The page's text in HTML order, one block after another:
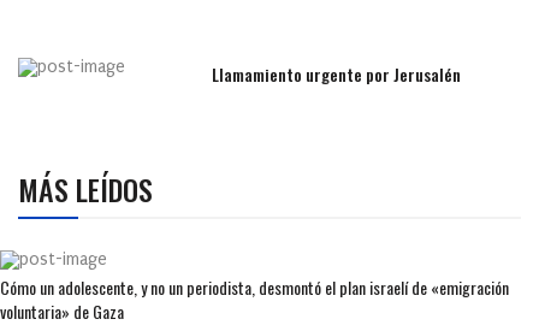
Llamamiento urgente por Jerusalén
MÁS LEÍDOS
Cómo un adolescente, y no un periodista, desmontó el plan israelí de «emigración
voluntaria» de Gaza